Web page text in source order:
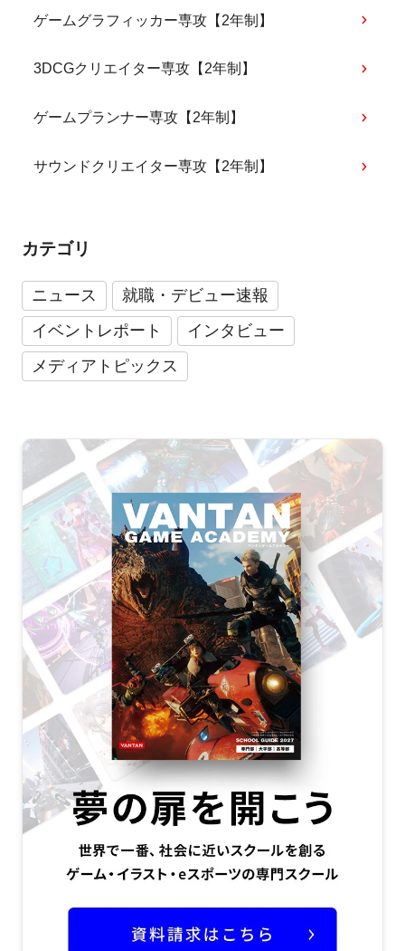
ゲームグラフィッカー専攻【2年制】
3DCGクリエイター専攻【2年制】
ゲームプランナー専攻【2年制】
サウンドクリエイター専攻【2年制】
カテゴリ
ニュース
就職・デビュー速報
イベントレポート
インタビュー
メディアトピックス